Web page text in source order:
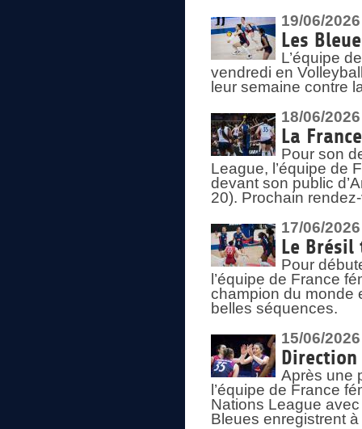
19/06/2026
Les
L’équipe
vendredi en
leur semaine contre
18/06/2026
La
Pour son
League, l’équipe de
devant son public
20). Prochain
17/06/2026
Le
Pour
l’équipe de France
champion du monde
belles séquences.
15/06/2026
Après une
l’équipe de France
Nations League
Bleues enregistrent